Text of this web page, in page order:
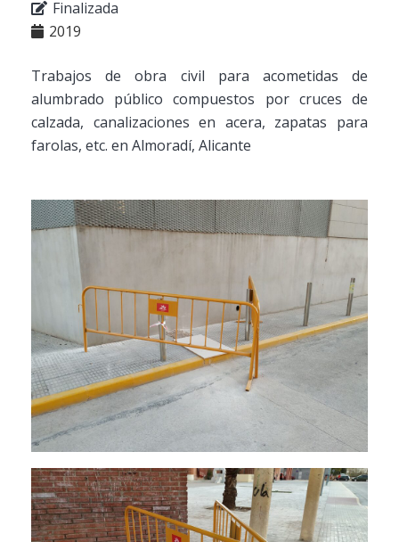
Finalizada
2019
Trabajos de obra civil para acometidas de
alumbrado público compuestos por cruces de
calzada, canalizaciones en acera, zapatas para
farolas, etc. en Almoradí, Alicante